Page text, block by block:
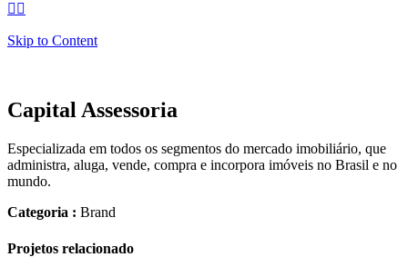
 
Skip to Content
Capital Assessoria
Especializada em todos os segmentos do mercado imobiliário, que
administra, aluga, vende, compra e incorpora imóveis no Brasil e no
mundo.
Categoria : Brand
Projetos relacionado